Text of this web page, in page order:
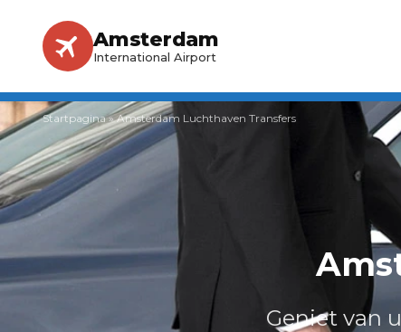
Amsterdam
International Airport
Startpagina»Amsterdam Luchthaven Transfers
Geniet van